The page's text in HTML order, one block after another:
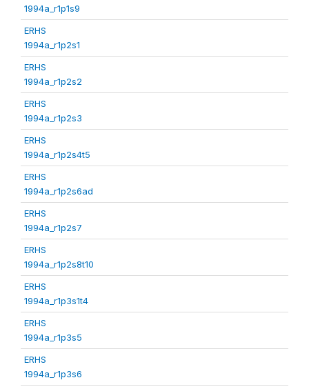
1994a_r1p1s9
ERHS
1994a_r1p2s1
ERHS
1994a_r1p2s2
ERHS
1994a_r1p2s3
ERHS
1994a_r1p2s4t5
ERHS
1994a_r1p2s6ad
ERHS
1994a_r1p2s7
ERHS
1994a_r1p2s8t10
ERHS
1994a_r1p3s1t4
ERHS
1994a_r1p3s5
ERHS
1994a_r1p3s6